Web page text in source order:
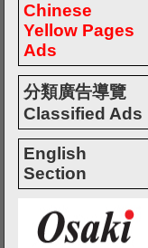
Chinese
Yellow Pages
Ads
分類廣告導覽
Classified Ads
English
Section